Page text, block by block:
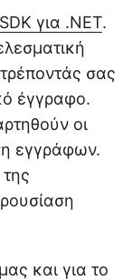
για .NET.
σας
έγγραφο.
οι
εγγράφων.
και για το